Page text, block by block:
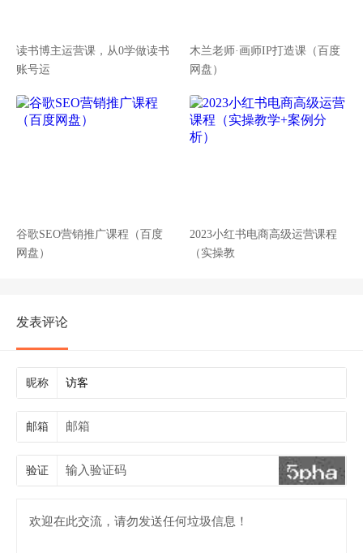
读书博主运营课，从0学做读书
账号运
木兰老师·画师IP打造课（百度
网盘）
谷歌SEO营销推广课程（百度
网盘）
2023小红书电商高级运营课程
（实操教
发表评论
昵称
邮箱
验证